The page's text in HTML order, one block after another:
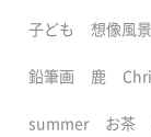
子ども 想像風景
鉛筆画 鹿
summer お茶